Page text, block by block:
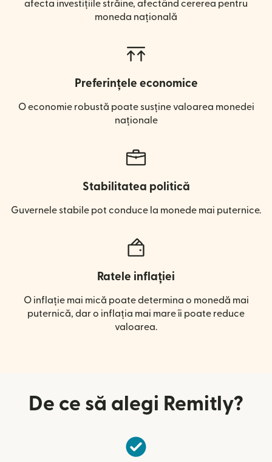
afecta investițiile străine, afectând cererea pentru
moneda națională
Preferințele economice
O economie robustă poate susține valoarea monedei
naționale
Stabilitatea politică
Guvernele stabile pot conduce la monede mai puternice.
Ratele inflației
O inflație mai mică poate determina o monedă mai
puternică, dar o inflația mai mare îi poate reduce
valoarea.
De ce să alegi Remitly?